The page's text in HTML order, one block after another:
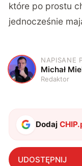
które po prostu
jednocześnie
M
NAPISANE
Michał
Redaktor
Dodaj
UDOSTĘPNIJ